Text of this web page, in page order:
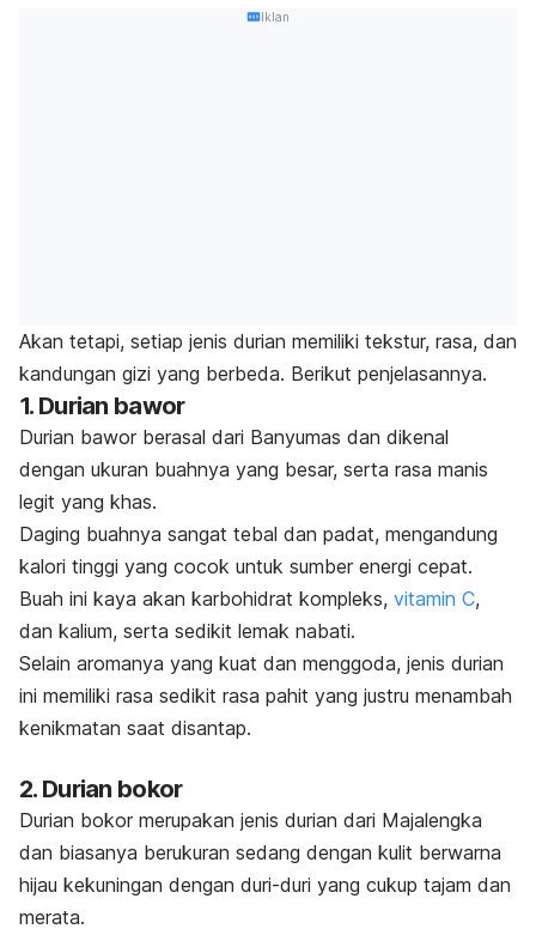
Iklan
Akan tetapi, setiap jenis durian memiliki tekstur, rasa, dan
kandungan gizi yang berbeda. Berikut penjelasannya.
1. Durian bawor
Durian bawor berasal dari Banyumas dan dikenal
dengan ukuran buahnya yang besar, serta rasa manis
legit yang khas.
Daging buahnya sangat tebal dan padat, mengandung
kalori tinggi yang cocok untuk sumber energi cepat.
Buah ini kaya akan karbohidrat kompleks, vitamin C,
dan kalium, serta sedikit lemak nabati.
Selain aromanya yang kuat dan menggoda, jenis durian
ini memiliki rasa sedikit rasa pahit yang justru menambah
kenikmatan saat disantap.
2. Durian bokor
Durian bokor merupakan jenis durian dari Majalengka
dan biasanya berukuran sedang dengan kulit berwarna
hijau kekuningan dengan duri-duri yang cukup tajam dan
merata.